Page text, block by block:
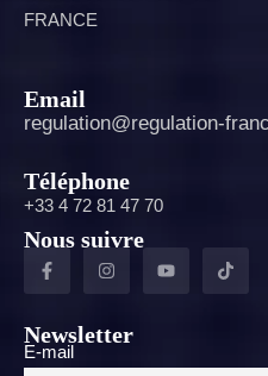
FRANCE
Email
regulation@regulation-
Téléphone
+33 4 72 81 47 70
Nous suivre
Newsletter
E-mail